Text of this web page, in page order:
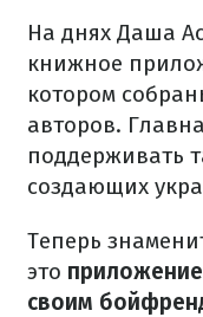
На днях Даша
книжное
котором
авторов.
поддерживать
создающих
Теперь
это
своим